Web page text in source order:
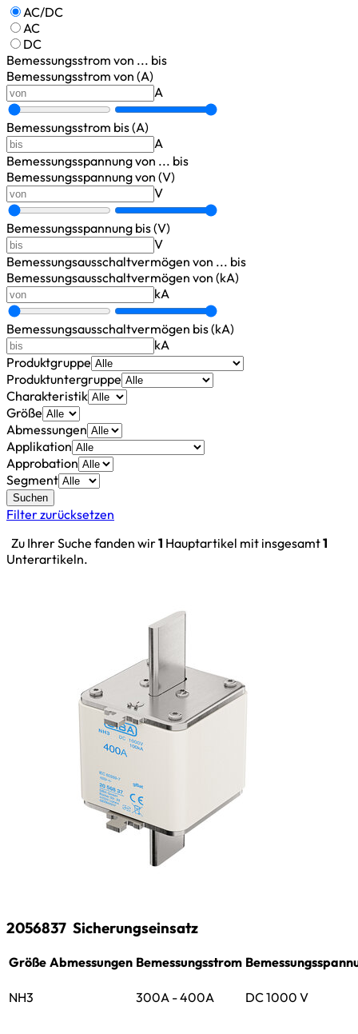
AC/DC
AC
DC
Bemessungsstrom von ... bis
Bemessungsstrom von (A)
A
Bemessungsstrom bis (A)
A
Bemessungsspannungvon ... bis
Bemessungsspannung von (V)
V
Bemessungsspannung bis (V)
V
Bemessungsausschaltvermögen von ... bis
Bemessungsausschaltvermögen von (kA)
kA
Bemessungsausschaltvermögen bis (kA)
kA
Produktgruppe
Produktuntergruppe
Charakteristik
Größe
Abmessungen
Applikation
Approbation
Segment
Suchen
Filter zurücksetzen
Zu Ihrer Suche fanden wir1 Hauptartikel mit insgesamt1
Unterartikeln.
2056837 Sicherungseinsatz
Größe Abmessungen Bemessungsstrom
NH3 300A - 400A DC 1000 V